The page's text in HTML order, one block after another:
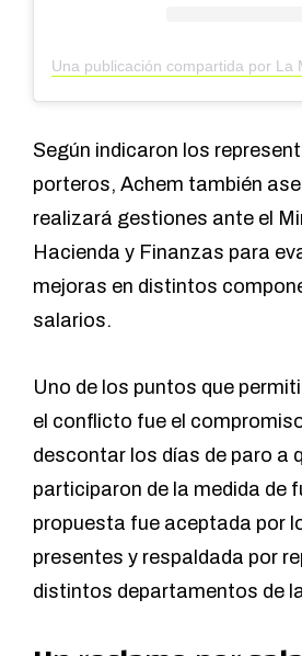
Según indicaron los
porteros, Achem también
realizará gestiones ante el
Hacienda y Finanzas para
mejoras en distintos
salarios.
Uno de los puntos que
el conflicto fue el
descontar los días de paro a
participaron de la medida de
propuesta fue aceptada por
presentes y respaldada por
distintos departamentos de